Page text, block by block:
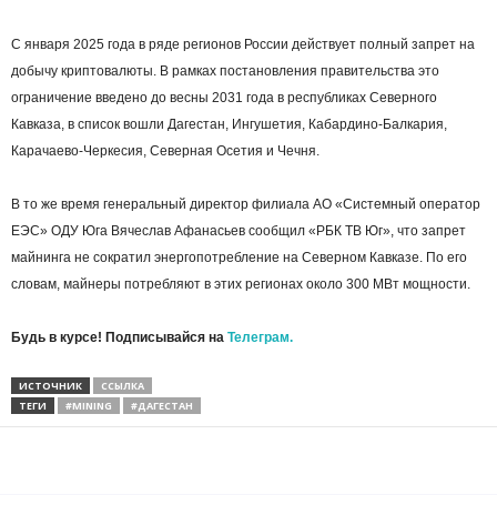
С января 2025 года в ряде регионов России действует полный запрет на
добычу криптовалюты. В рамках постановления правительства это
ограничение введено до весны 2031 года в республиках Северного
Кавказа, в список вошли Дагестан, Ингушетия, Кабардино-Балкария,
Карачаево-Черкесия, Северная Осетия и Чечня.
В то же время генеральный директор филиала АО «Системный оператор
ЕЭС» ОДУ Юга Вячеслав Афанасьев сообщил «РБК ТВ Юг», что запрет
майнинга не сократил энергопотребление на Северном Кавказе. По его
словам, майнеры потребляют в этих регионах около 300 МВт мощности.
Будь в курсе! Подписывайся на Телеграм.
ИСТОЧНИК
ССЫЛКА
ТЕГИ
#MINING #ДАГЕСТАН